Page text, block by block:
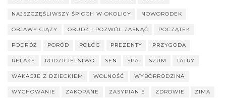
NAJSZCZĘŚLIWSZY ŚPIOCH W OKOLICY NOWORODEK
OBJAWY CIĄŻY OBUDŹ I POZWÓL ZASNĄĆ POCZĄTEK
PODRÓŻ PORÓD POŁÓG PREZENTY PRZYGODA
RELAKS RODZICIELSTWO SEN SPA SZUM TATRY
WAKACJE Z DZIECKIEM WOLNOŚĆ WYBÓRRODZINA
WYCHOWANIE ZAKOPANE ZASYPIANIE ZDROWIE ZIMA